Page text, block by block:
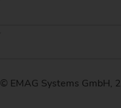
© EMAG Systems GmbH,